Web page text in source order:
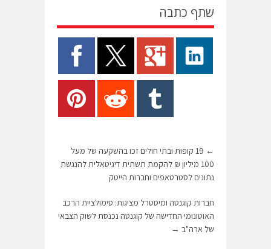
שתף כתבה
←
19 קופות ובתי חולים זכו בהשקעה של מעל
100 מיליון ₪ להקמת תשתית דיגיטאלית להנגשת
נתונים לסטרטאפים וחברות הייטק
חברות קוגנטה ומיסטרל מציגות: סימולציית הרכב
האוטונומי החדישה של קוגנטה נכנסת לשוק הצבאי
של ארה"ב →